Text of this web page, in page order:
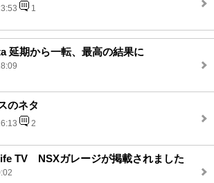
1
延期から一転、最高の結果に
のネタ
2
TV NSXガレージが掲載されました